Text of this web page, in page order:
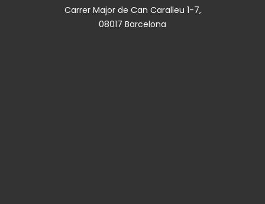
Carrer Major de Can Caralleu 1-7,
08017 Barcelona